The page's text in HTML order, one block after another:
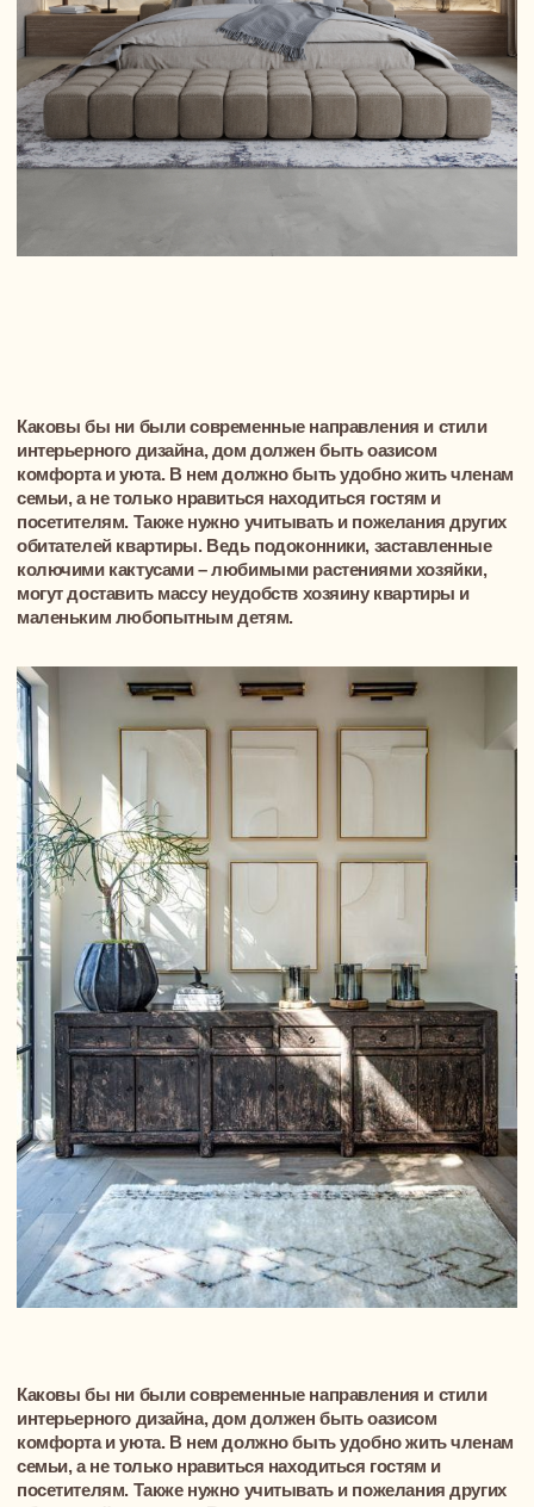
продумать все до мелочей, начиная
от цвета стен и заканчивая обивкой
табуреток. Пустьподготовительный
этапнемного затянется. Зато
созданный интерьер получится
уникальным и будет радовать
обитателей квартиры долгие годы
Приглашаем на встречу-знакомство
с Димой, основателем и генеральным
директором NewForm
Обсудим вашу будущую квартиру или
дом, поговорим о видении
и приоритетах, сформируем мудборды
и поймем друг друга и ваши цели
Понравились
решения? Давайте
обсудим ваш
проект
+7
Политика обработки персональных данных
ПРИЙТИ НА ВСТРЕЧУ-ЗНАКОМСТВО
Другие материалы